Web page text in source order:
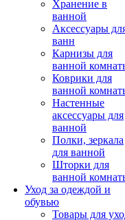
Хранение в
ванной
Аксессуары
ванн
Карнизы для
ванной
Коврики для
ванной
Настенные
аксессуары для
ванной
Полки, зеркала
для ванной
Шторки для
ванной
Уход за одеждой и
обувью
Товары для